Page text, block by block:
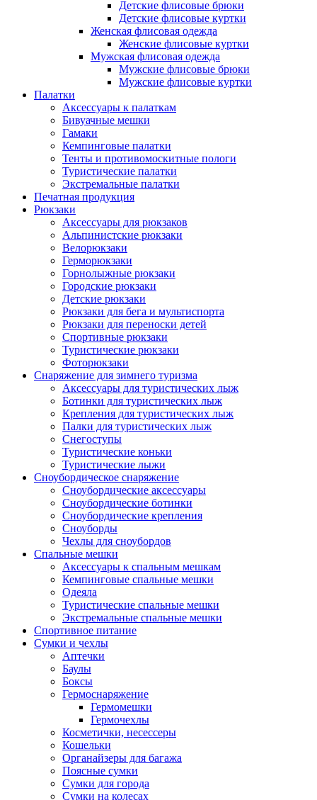
Детские флисовые брюки
Детские флисовые куртки
Женская флисовая одежда
Женские флисовые куртки
Мужская флисовая одежда
Мужские флисовые брюки
Мужские флисовые куртки
Палатки
Аксессуары к палаткам
Бивуачные мешки
Гамаки
Кемпинговые палатки
Тенты и противомоскитные пологи
Туристические палатки
Экстремальные палатки
Печатная продукция
Рюкзаки
Аксессуары для рюкзаков
Альпинистские рюкзаки
Велорюкзаки
Герморюкзаки
Горнолыжные рюкзаки
Городские рюкзаки
Детские рюкзаки
Рюкзаки для бега и мультиспорта
Рюкзаки для переноски детей
Спортивные рюкзаки
Туристические рюкзаки
Фоторюкзаки
Снаряжение для зимнего туризма
Аксессуары для туристических лыж
Ботинки для туристических лыж
Крепления для туристических лыж
Палки для туристических лыж
Снегоступы
Туристические коньки
Туристические лыжи
Сноубордическое снаряжение
Сноубордические аксессуары
Сноубордические ботинки
Сноубордические крепления
Сноуборды
Чехлы для сноубордов
Спальные мешки
Аксессуары к спальным мешкам
Кемпинговые спальные мешки
Одеяла
Туристические спальные мешки
Экстремальные спальные мешки
Спортивное питание
Сумки и чехлы
Аптечки
Баулы
Боксы
Гермоснаряжение
Гермомешки
Гермочехлы
Косметички, несессеры
Кошельки
Органайзеры для багажа
Поясные сумки
Сумки для города
Сумки на колесах